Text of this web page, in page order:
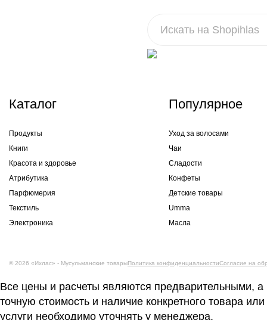
Каталог
Продукты
Книги
Красота и здоровье
Атрибутика
Парфюмерия
Текстиль
Электроника
Популярное
Уход за волосами
Чаи
Сладости
Конфеты
Детские товары
Umma
Масла
© 2026 «Ихлас» - Мусульманские товарыПолитика конфиденциальностиСогласие на
Все цены и расчеты являются предварительными, а
точную стоимость и наличие конкретного товара или
услуги необходимо уточнять у менеджера.